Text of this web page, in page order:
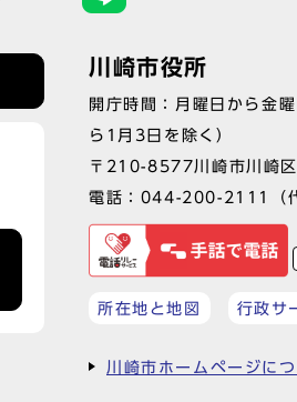
川崎市役所
開庁時間：月曜日から金
ら1月3日を除く）
〒210-8577川崎市川崎
電話： 044-200-2111 （
所在地と地図 行政サ
川崎市ホームページに